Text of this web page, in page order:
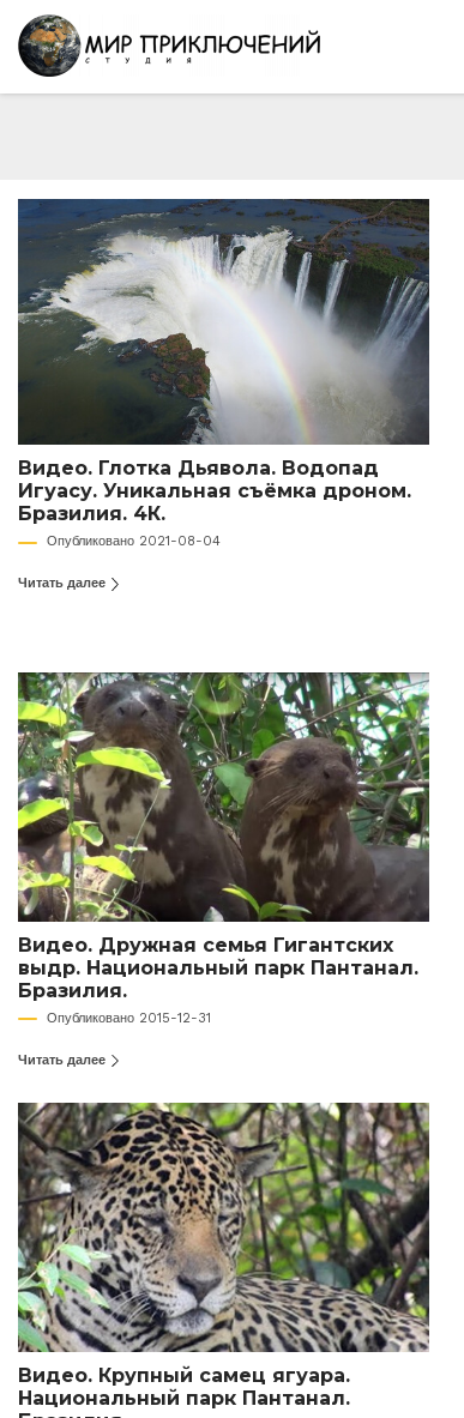
Видео. Глотка Дьявола. Водопад
Игуасу. Уникальная съёмка дроном.
Бразилия. 4К.
Опубликовано 2021-08-04
Читать далее
Видео. Дружная семья Гигантских
выдр. Национальный парк Пантанал.
Бразилия.
Опубликовано 2015-12-31
Читать далее
Видео. Крупный самец ягуара.
Национальный парк Пантанал.